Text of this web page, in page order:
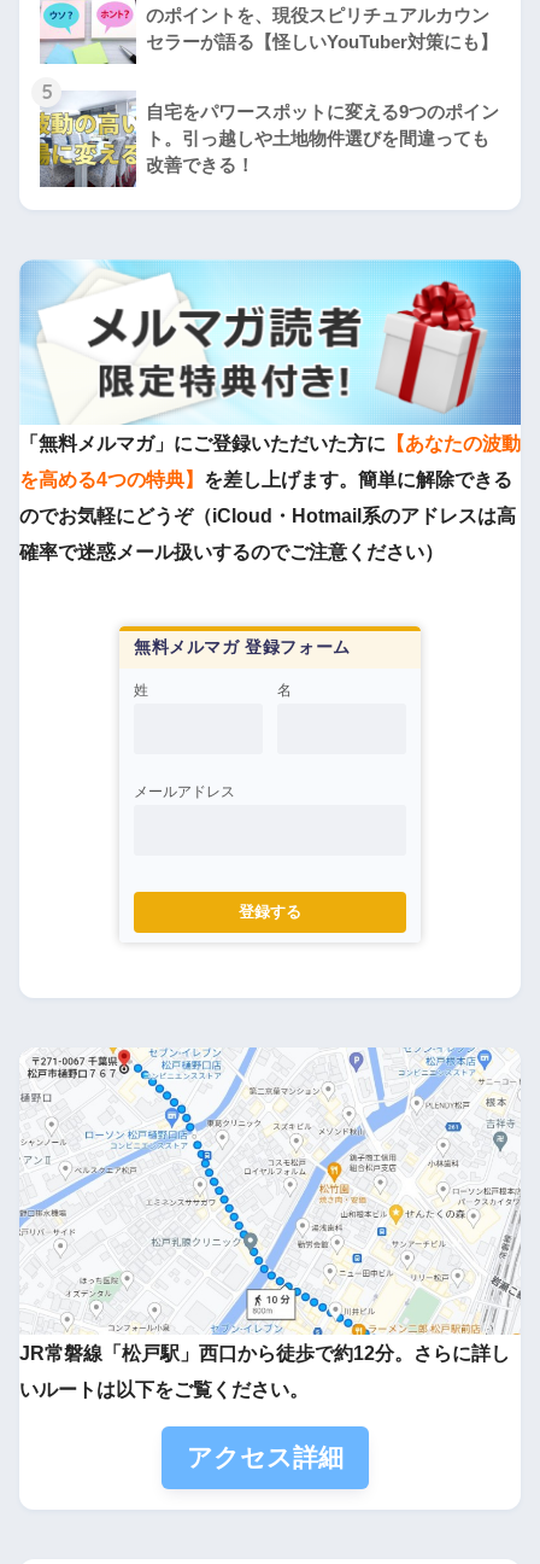
のポイントを、現役スピリチュアルカウン
セラーが語る【怪しいYouTuber対策にも】
5
自宅をパワースポットに変える9つのポイン
ト。引っ越しや土地物件選びを間違っても
改善できる！
「無料メルマガ」にご登録いただいた方に 【あなたの波動
を高める4つの特典】 を差し上げます。簡単に解除できる
のでお気軽にどうぞ（iCloud・Hotmail系のアドレスは高
確率で迷惑メール扱いするのでご注意ください）
無料メルマガ 登録フォーム
姓 名
メールアドレス
登録する
JR常磐線「松戸駅」西口から徒歩で約12分。さらに詳し
いルートは以下をご覧ください。
アクセス詳細